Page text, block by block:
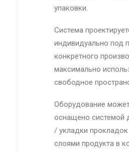
упаковки.
Система
индивидуально под
конкретного
максимально
свободное
Оборудование
оснащено системой
/ укладки
слоями продукта в